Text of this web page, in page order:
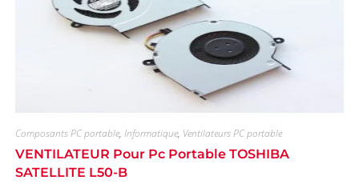
Composants PC portable, Informatique, Ventilateurs PC portable
VENTILATEUR Pour Pc Portable TOSHIBA
SATELLITE L50-B